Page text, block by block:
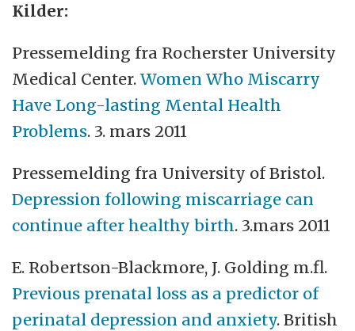
Kilder:
Pressemelding fra Rocherster University
Medical Center.Women Who Miscarry
Have Long-lasting Mental Health
Problems. 3. mars 2011
Pressemelding fra University of Bristol.
Depression following miscarriage can
continue after healthy birth. 3.mars 2011
E. Robertson-Blackmore, J. Golding m.fl.
Previous prenatal loss as a predictor of
perinatal depression and anxiety. British